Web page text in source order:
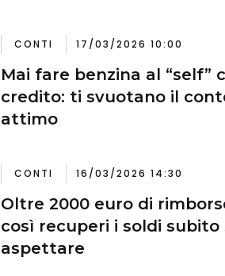
CONTI 17/03/2026 10:00
Mai fare benzina al “self”
credito: ti svuotano il
attimo
CONTI 16/03/2026 14:30
Oltre 2000 euro di
così recuperi i soldi subito
aspettare